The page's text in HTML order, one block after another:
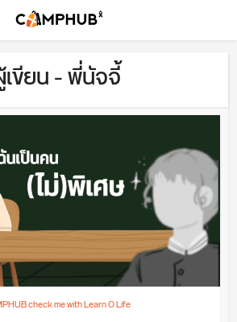
ขียน - พี่นัจจี้
check me with Learn O Life